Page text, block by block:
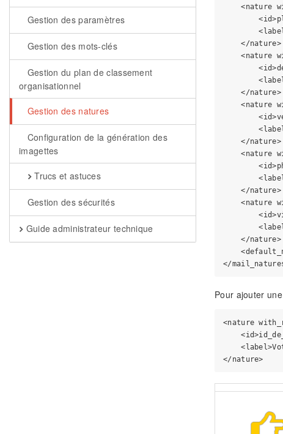
Gestion des paramètres
Gestion des mots-clés
Gestion du plan de classement
organisationnel
Gestion des natures
Configuration de la génération des
imagettes
Trucs et astuces
Gestion des sécurités
Guide administrateur technique
<nature
    </nature>
<nature
    </nature>
<nature
    </nature>
<nature
    </nature>
<nature
    </nature>
Pour ajouter
<nature